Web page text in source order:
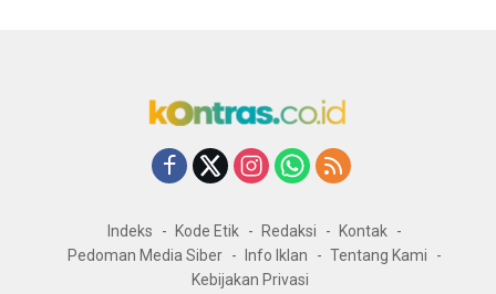
Indeks Kode Etik Redaksi
Kontak
Pedoman Media Siber
Info Iklan
Tentang Kami
Kebijakan Privasi